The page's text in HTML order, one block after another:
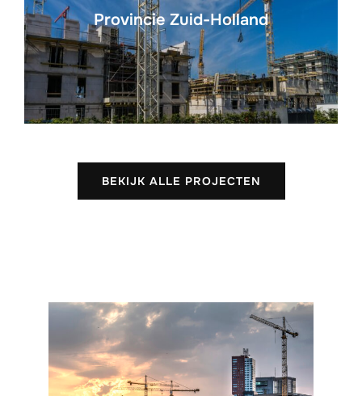
Provincie Zuid-Holland
BEKIJK ALLE PROJECTEN